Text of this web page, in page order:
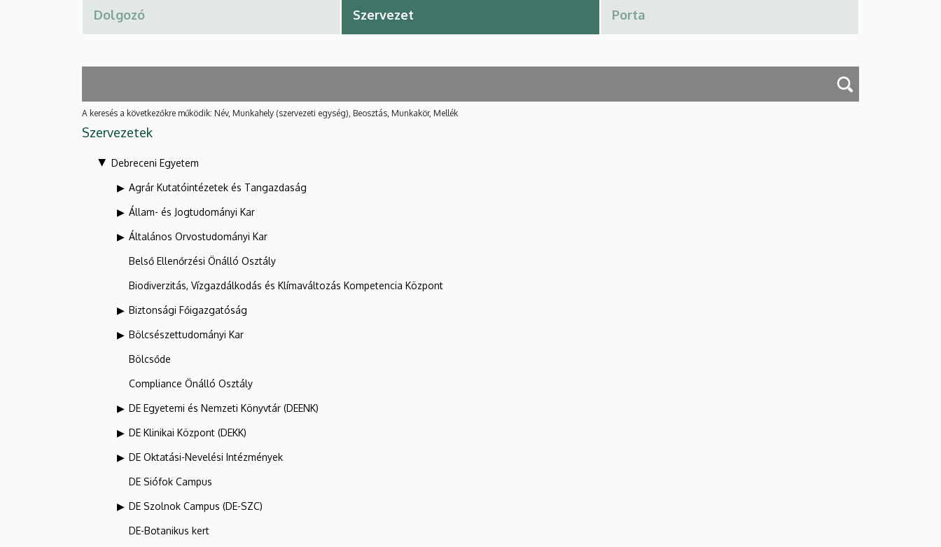
A keresés a következőkre működik: Név, Munkahely (szervezeti egység), Beosztás, Munkakör, Mellék
Szervezetek
Debreceni Egyetem
Agrár Kutatóintézetek és Tangazdaság
Állam- és Jogtudományi Kar
Általános Orvostudományi Kar
Belső Ellenőrzési Önálló Osztály
Biodiverzitás, Vízgazdálkodás és Klímaváltozás Kompetencia Központ
Biztonsági Főigazgatóság
Bölcsészettudományi Kar
Bölcsőde
Compliance Önálló Osztály
DE Egyetemi és Nemzeti Könyvtár (DEENK)
DE Klinikai Központ (DEKK)
DE Oktatási-Nevelési Intézmények
DE Siófok Campus
DE Szolnok Campus (DE-SZC)
DE-Botanikus kert